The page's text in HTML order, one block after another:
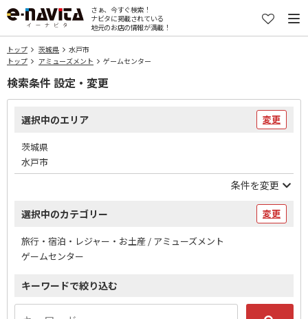
さぁ、今すぐ検索！
ナビタに掲載されている
地元のお店の情報が満載！
トップ 茨城県
水戸市
トップ
アミューズメント ゲームセンター
検索条件 設定・変更
選択中のエリア 変更
茨城県
水戸市
条件を変更
選択中のカテゴリー 変更
旅行・宿泊・レジャー・お土産 / アミューズメント
ゲームセンター
キーワードで絞り込む